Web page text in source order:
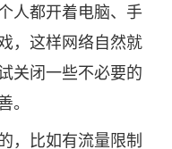
人都开着电脑、手
，这样网络自然就
关闭一些不必要的
。
，比如有流量限制